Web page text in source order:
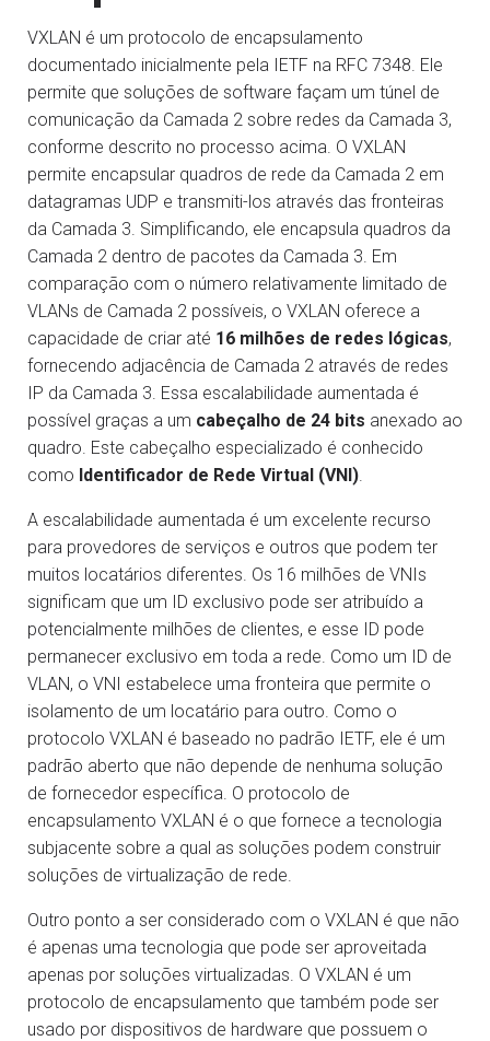
VXLAN é um protocolo de encapsulamento
documentado inicialmente pela IETF na RFC 7348. Ele
permite que soluções de software façam um túnel de
comunicação da Camada 2 sobre redes da Camada 3,
conforme descrito no processo acima. O VXLAN
permite encapsular quadros de rede da Camada 2 em
datagramas UDP e transmiti-los através das fronteiras
da Camada 3. Simplificando, ele encapsula quadros da
Camada 2 dentro de pacotes da Camada 3. Em
comparação com o número relativamente limitado de
VLANs de Camada 2 possíveis, o VXLAN oferece a
capacidade de criar até 16 milhões de redes lógicas,
fornecendo adjacência de Camada 2 através de redes
IP da Camada 3. Essa escalabilidade aumentada é
possível graças a um cabeçalho de 24 bits anexado ao
quadro. Este cabeçalho especializado é conhecido
como Identificador de Rede Virtual (VNI).
A escalabilidade aumentada é um excelente recurso
para provedores de serviços e outros que podem ter
muitos locatários diferentes. Os 16 milhões de VNIs
significam que um ID exclusivo pode ser atribuído a
potencialmente milhões de clientes, e esse ID pode
permanecer exclusivo em toda a rede. Como um ID de
VLAN, o VNI estabelece uma fronteira que permite o
isolamento de um locatário para outro. Como o
protocolo VXLAN é baseado no padrão IETF, ele é um
padrão aberto que não depende de nenhuma solução
de fornecedor específica. O protocolo de
encapsulamento VXLAN é o que fornece a tecnologia
subjacente sobre a qual as soluções podem construir
soluções de virtualização de rede.
Outro ponto a ser considerado com o VXLAN é que não
é apenas uma tecnologia que pode ser aproveitada
apenas por soluções virtualizadas. O VXLAN é um
protocolo de encapsulamento que também pode ser
usado por dispositivos de hardware que possuem o